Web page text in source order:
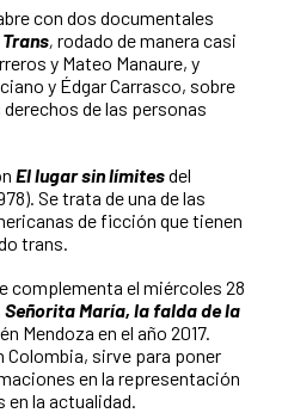
con dos documentales
Trans, rodado de manera casi
y Mateo Manaure, y
y Édgar Carrasco, sobre
de las personas
El lugar sin límitesdel
Se trata de una de las
de ficción que tienen
trans.
complementa el miércoles 28
Señorita María, la falda de la
Mendoza en el año 2017.
Colombia, sirve para poner
en la representación
la actualidad.